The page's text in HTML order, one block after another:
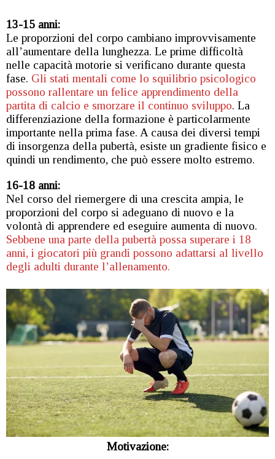
13-15 anni:
Le proporzioni del corpo cambiano improvvisamente
all’aumentare della lunghezza. Le prime difficoltà
nelle capacità motorie si verificano durante questa
fase. Gli stati mentali come lo squilibrio psicologico
possono rallentare un felice apprendimento della
partita di calcio e smorzare il continuo sviluppo. La
differenziazione della formazione è particolarmente
importante nella prima fase. A causa dei diversi tempi
di insorgenza della pubertà, esiste un gradiente fisico e
quindi un rendimento, che può essere molto estremo.
16-18 anni:
Nel corso del riemergere di una crescita ampia, le
proporzioni del corpo si adeguano di nuovo e la
volontà di apprendere ed eseguire aumenta di nuovo.
Sebbene una parte della pubertà possa superare i 18
anni, i giocatori più grandi possono adattarsi al livello
degli adulti durante l’allenamento.
Motivazione: